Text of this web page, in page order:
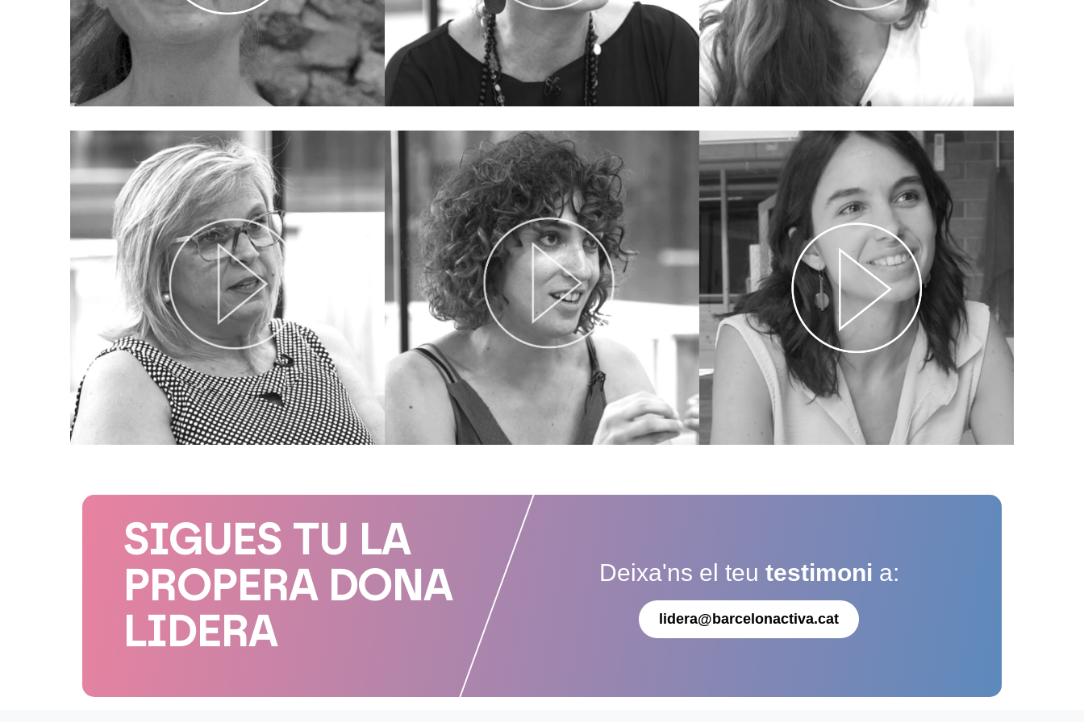
SIGUES TU LA
PROPERA DONA
LIDERA
Deixa'ns el teu testimoni a:
lidera@barcelonactiva.cat